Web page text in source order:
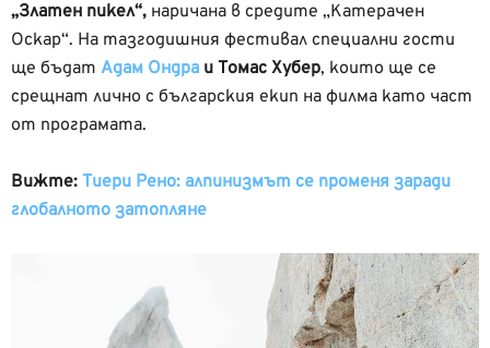
„Златен пикел“, наричана в средите „Катерачен
Оскар“. На тазгодишния фестивал специални гости
ще бъдат Адам Ондра и Томас Хубер, които ще се
срещнат лично с българския екип на филма като част
от програмата.
Вижте: Тиери Рено: алпинизмът се променя заради
глобалното затопляне